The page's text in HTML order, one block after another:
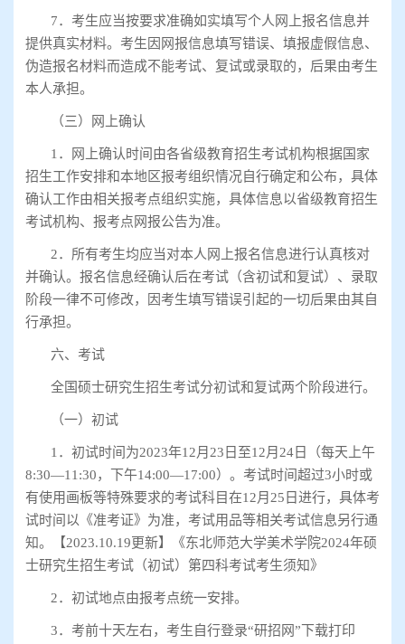
7．考生应当按要求准确如实填写个人网上报名信息并
提供真实材料。考生因网报信息填写错误、填报虚假信息、
伪造报名材料而造成不能考试、复试或录取的，后果由考生
本人承担。
（三）网上确认
1 ．网上确认时间由各省级教育招生考试机构根据国家
招生工作安排和本地区报考组织情况自行确定和公布，具体
确认工作由相关报考点组织实施，具体信息以省级教育招生
考试机构、报考点网报公告为准。
2．所有考生均应当对本人网上报名信息进行认真核对
并确认。报名信息经确认后在考试（含初试和复试）、录取
阶段一律不可修改，因考生填写错误引起的一切后果由其自
行承担。
六、考试
全国硕士研究生招生考试分初试和复试两个阶段进行。
（一）初试
1 ．初试时间为2023年12月 23 日至12月 24日（每天上午
8:30—11:30，下午14:00—17:00）。考试时间超过3小时或
有使用画板等特殊要求的考试科目在12月 25 日进行，具体考
试时间以《准考证》为准，考试用品等相关考试信息另行通
知。【2023.10.19更新】《东北师范大学美术学院2024年硕
士研究生招生考试（初试）第四科考试考生须知》
2．初试地点由报考点统一安排。
3．考前十天左右，考生自行登录“研招网” 下载打印